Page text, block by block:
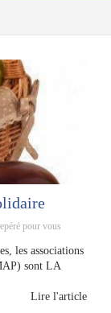
pour vous
les associations
sont LA
Lire l'article